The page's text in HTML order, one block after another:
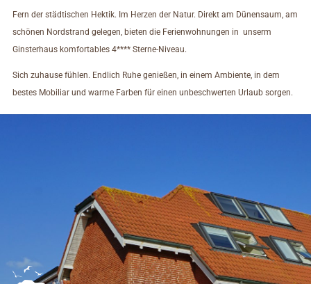
Fern der städtischen Hektik. Im Herzen der Natur. Direkt am Dünensaum, am
schönen Nordstrand gelegen, bieten die Ferienwohnungen in unserm
Ginsterhaus komfortables 4**** Sterne-Niveau.
Sich zuhause fühlen. Endlich Ruhe genießen, in einem Ambiente, in dem
bestes Mobiliar und warme Farben für einen unbeschwerten Urlaub sorgen.